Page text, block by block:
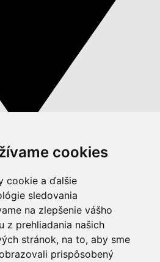
cookies
cookie a ďalšie
sledovania
na zlepšenie vášho
z prehliadania našich
stránok, na to, aby sme
prispôsobený
techniku. Kvalitné kotly,
ceny na trhu.